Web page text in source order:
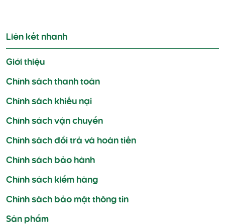
hướng
bài
viết
Liên kết nhanh
Giới thiệu
Chính sách thanh toán
Chính sách khiếu nại
Chính sách vận chuyển
Chính sách đổi trả và hoàn tiền
Chính sách bảo hành
Chính sách kiểm hàng
Chính sách bảo mật thông tin
Sản phẩm